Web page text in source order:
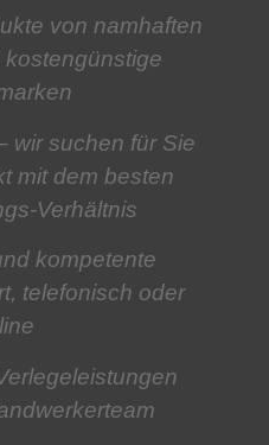
von namhaften
wir suchen für Sie
mit dem besten
Verhältnis
kompetente
telefonisch oder